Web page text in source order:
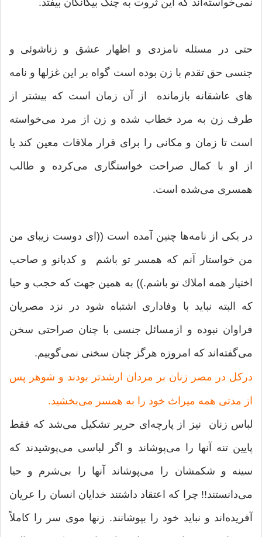
حتی در مسئله نامزدی و اظهار عشق و زناشوئی و
جنسی حق تقدم با زن بوده است گواه بر این غزلها و نامه
های عاشقانه بازمانده از آن زمان است كه بیشتر از
طرف زن به مرد خطاب شده و زن از مرد می‌خواسته
است تا زمان و مكانی را برای قرار ملاقات معین كند یا
از او با كمال صراحت خواستگاری می‌كرده و طالب
همسری می‌‌شده است.
در یكی از نامه‌ها چنین آمده است ((ای دوست زیبای من
من خواستار آنم كه همسر تو باشم و كدبانو و صاحب
اختیار همه املاك تو باشم.)) به همین جهت كه حجب و حیا
كه البته نباید با وفاداری اشتباه شود در نزد مصریان
فراوان نبوده و ازمسائل جنسی با چنان صراحتی سخن
می‌گفته‌اند كه امروزه هرگز چنان سخنی نمی‌گوییم.
دركل در مصر زنان بر مردان ارشدتر بودند و شوهر پس
از مدتی همه میراث خود را به همسر می‌بخشید.
لباس زنان نیز از پارچه‌ای حریر تشكیل می‌شد كه فقط
پایین تنه آنها را می‌پوشاند و اگر لباسی می‌پوشیدند كه
سینه و شكمشان را می‌پوشاند آنها را بی‌شرم و حیا
می‌دانستند!! چرا كه اعتقاد داشتند خدایان انسان را عریان
آفریده‌اند و نباید خود را بپوشانند. زنها موی سر را كاملاً